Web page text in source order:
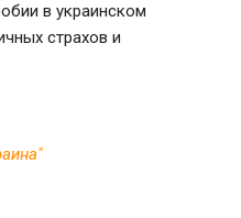
в украинском
страхов и